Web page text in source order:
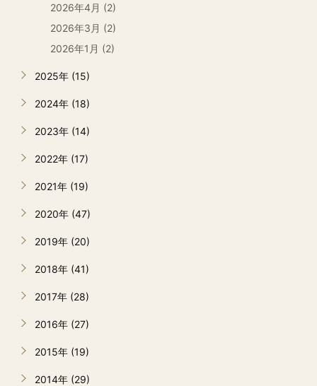
2026年4月 (2)
2026年3月 (2)
2026年1月 (2)
2025年 (15)
2024年 (18)
2023年 (14)
2022年 (17)
2021年 (19)
2020年 (47)
2019年 (20)
2018年 (41)
2017年 (28)
2016年 (27)
2015年 (19)
2014年 (29)